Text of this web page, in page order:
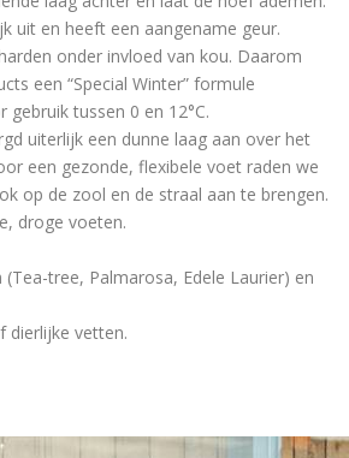
uit en heeft een aangename geur.
onder invloed van kou. Daarom
een “Special Winter” formule
tussen 0 en 12°C.
uiterlijk een dunne laag aan over het
een gezonde, flexibele voet raden we
op de zool en de straal aan te brengen.
droge voeten.
(Tea-tree, Palmarosa, Edele Laurier) en
dierlijke vetten.